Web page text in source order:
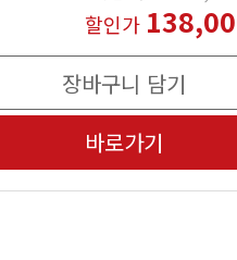
할인가
장바구니 담기
바로가기